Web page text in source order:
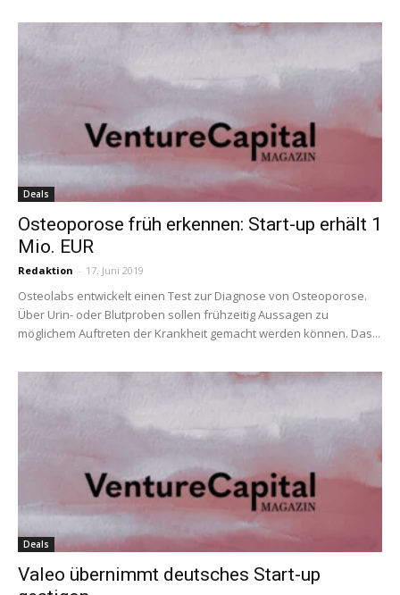
Deals
Osteoporose früh erkennen: Start-up erhält 1
Mio. EUR
Redaktion - 17. Juni 2019
Osteolabs entwickelt einen Test zur Diagnose von Osteoporose.
Über Urin- oder Blutproben sollen frühzeitig Aussagen zu
möglichem Auftreten der Krankheit gemacht werden können. Das...
Deals
Valeo übernimmt deutsches Start-up